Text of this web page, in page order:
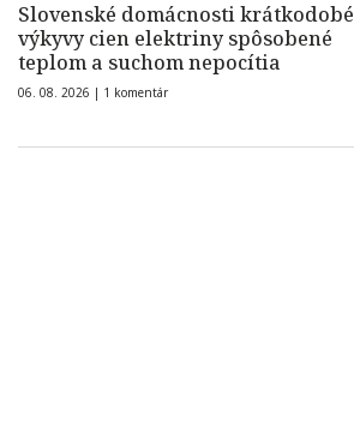
Slovenské domácnosti krátkodobé
výkyvy cien elektriny spôsobené
teplom a suchom nepocítia
06. 08. 2026 | 1 komentár